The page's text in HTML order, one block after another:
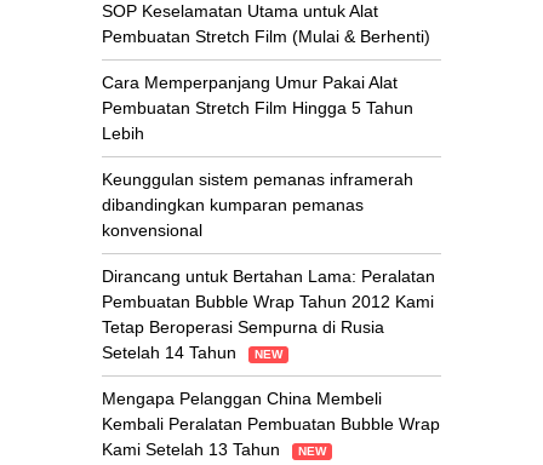
SOP Keselamatan Utama untuk Alat
Pembuatan Stretch Film (Mulai & Berhenti)
Cara Memperpanjang Umur Pakai Alat
Pembuatan Stretch Film Hingga 5 Tahun
Lebih
Keunggulan sistem pemanas inframerah
dibandingkan kumparan pemanas
konvensional
Dirancang untuk Bertahan Lama: Peralatan
Pembuatan Bubble Wrap Tahun 2012 Kami
Tetap Beroperasi Sempurna di Rusia
Setelah 14 Tahun
NEW
Mengapa Pelanggan China Membeli
Kembali Peralatan Pembuatan Bubble Wrap
Kami Setelah 13 Tahun
NEW